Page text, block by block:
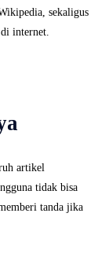
sekaligus
internet.
artikel
tidak bisa
tanda jika